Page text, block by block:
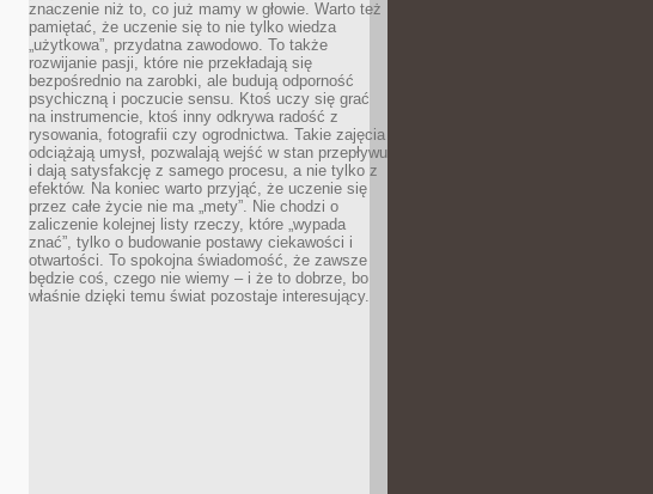
znaczenie niż to, co już mamy w głowie. Warto też
pamiętać, że uczenie się to nie tylko wiedza
„użytkowa”, przydatna zawodowo. To także
rozwijanie pasji, które nie przekładają się
bezpośrednio na zarobki, ale budują odporność
psychiczną i poczucie sensu. Ktoś uczy się grać
na instrumencie, ktoś inny odkrywa radość z
rysowania, fotografii czy ogrodnictwa. Takie zajęcia
odciążają umysł, pozwalają wejść w stan przepływu
i dają satysfakcję z samego procesu, a nie tylko z
efektów. Na koniec warto przyjąć, że uczenie się
przez całe życie nie ma „mety”. Nie chodzi o
zaliczenie kolejnej listy rzeczy, które „wypada
znać”, tylko o budowanie postawy ciekawości i
otwartości. To spokojna świadomość, że zawsze
będzie coś, czego nie wiemy – i że to dobrze, bo
właśnie dzięki temu świat pozostaje interesujący.